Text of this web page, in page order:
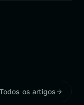
os artigos